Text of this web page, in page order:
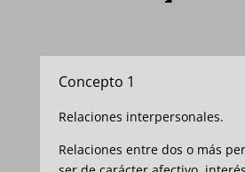
Concepto 1
Relaciones interpersonales.
Relaciones entre dos o más